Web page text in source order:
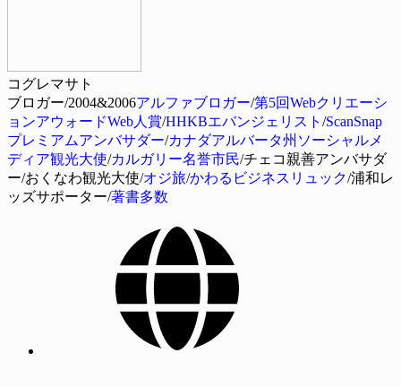
コグレマサト
ブロガー/2004&2006アルファブロガー/第5回Webクリエーシ
ョンアウォードWeb人賞/HHKBエバンジェリスト /ScanSnap
プレミアムアンバサダー/カナダアルバータ州ソーシャルメ
ディア観光大使/カルガリー名誉市民/チェコ親善アンバサダ
ー/おくなわ観光大使/オジ旅/かわるビジネスリュック/浦和レ
ッズサポーター/著書多数